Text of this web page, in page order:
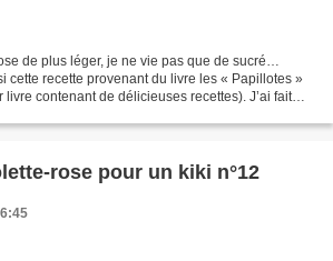
de plus léger, je ne vie pas que de sucré…
cette recette provenant du livre les « Papillotes »
contenant de délicieuses recettes). J’ai fait
rose pour un kiki n°12